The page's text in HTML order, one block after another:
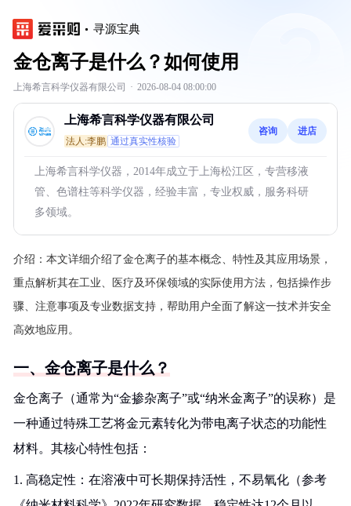
寻源宝典
金仓离子是什么？如何使用
上海希言科学仪器有限公司 · 2026-08-04 08:00:00
上海希言科学仪器有限公司
法人:李鹏 通过真实性核验
咨询 进店
上海希言科学仪器，2014年成立于上海松江区，专营移液
管、色谱柱等科学仪器，经验丰富，专业权威，服务科研
多领域。
介绍： 本文详细介绍了金仓离子的基本概念、特性及其应用场景，
重点解析其在工业、医疗及环保领域的实际使用方法，包括操作步
骤、注意事项及专业数据支持，帮助用户全面了解这一技术并安全
高效地应用。
一、金仓离子是什么？
金仓离子（通常为“金掺杂离子”或“纳米金离子”的误称）是
一种通过特殊工艺将金元素转化为带电离子状态的功能性
材料。其核心特性包括：
1. 高稳定性：在溶液中可长期保持活性，不易氧化（参考